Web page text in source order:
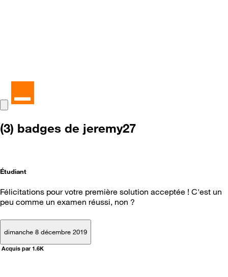
(3) badges de jeremy27
Étudiant
Félicitations pour votre première solution acceptée ! C'est un
peu comme un examen réussi, non ?
dimanche 8 décembre 2019
Acquis par 1.6K